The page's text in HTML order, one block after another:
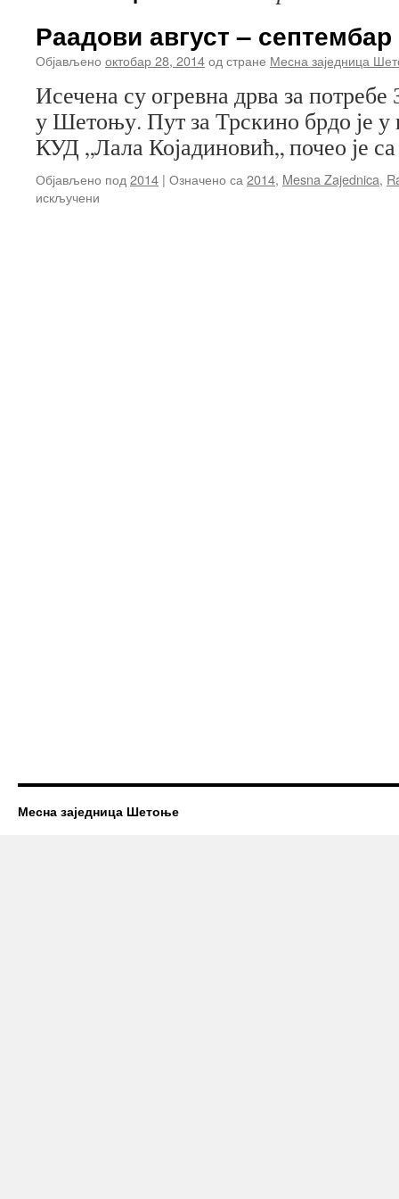
Раадови август –
Објављено октобар 28, 2014од стране Месна заједница
Исечена су огревна дрва за потребе
у Шетоњу. Пут за Трскино брдо је у
КУД „Лала Којадиновић„ почео је
Објављено под 2014 | Означено са 2014, Mesna Zajednica,
искључени
Месна заједница Шетоње